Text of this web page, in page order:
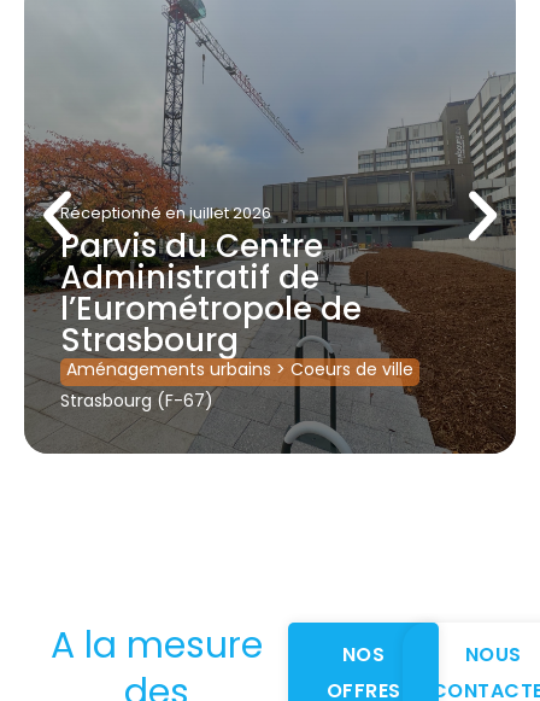
Réceptionné en juillet 2026
Parvis du Centre
Administratif de
l’Eurométropole de
Strasbourg
Aménagements urbains > Coeurs de ville
Strasbourg (F-67)
A la mesure
NOS
OFFRES
NOUS